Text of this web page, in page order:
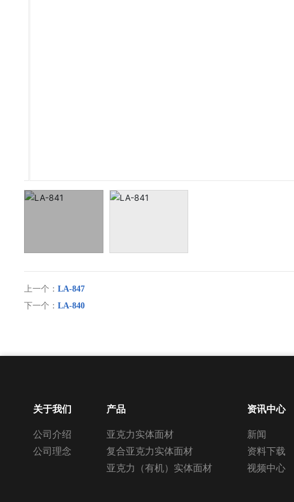
上一个：LA-847
下一个：LA-840
关于我们
公司介绍
公司理念
产品
亚克力实体面材
复合亚克力实体面材
亚克力（有机）实体面材
资讯中心
新闻
资料下载
视频中心